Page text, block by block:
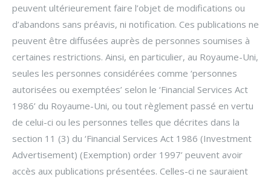
peuvent ultérieurement faire l’objet de modifications ou
d’abandons sans préavis, ni notification. Ces publications ne
peuvent être diffusées auprès de personnes soumises à
certaines restrictions. Ainsi, en particulier, au Royaume-Uni,
seules les personnes considérées comme ‘personnes
autorisées ou exemptées’ selon le ‘Financial Services Act
1986’ du Royaume-Uni, ou tout règlement passé en vertu
de celui-ci ou les personnes telles que décrites dans la
section 11 (3) du ‘Financial Services Act 1986 (Investment
Advertisement) (Exemption) order 1997’ peuvent avoir
accès aux publications présentées. Celles-ci ne sauraient